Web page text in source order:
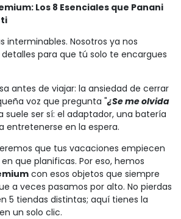
Los 8 Esenciales que Panani
ti
interminables. Nosotros ya nos
para que tú solo te encargues
antes de viajar: la ansiedad de cerrar
voz que pregunta "¿Se me olvida
suele ser sí: el adaptador, una batería
entretenerse en la espera.
que tus vacaciones empiecen
que planificas. Por eso, hemos
con esos objetos que siempre
a veces pasamos por alto. No pierdas
5 tiendas distintas; aquí tienes la
un solo clic.